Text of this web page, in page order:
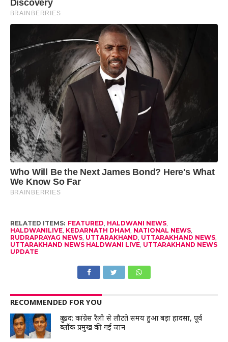
RELATED ITEMS: FEATURED, HALDWANI NEWS,
HALDWANILIVE, KEDARNATH DHAM, NATIONAL NEWS,
RUDRAPRAYAG NEWS, UTTARAKHAND, UTTARAKHAND NEWS,
UTTARAKHAND NEWS HALDWANI LIVE, UTTARAKHAND NEWS
UPDATE
RECOMMENDED FOR YOU
दुःखद: कांग्रेस रैली से लौटते समय हुआ बड़ा हादसा, पूर्व
ब्लॉक प्रमुख की गई जान